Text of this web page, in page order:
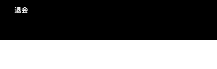
退会